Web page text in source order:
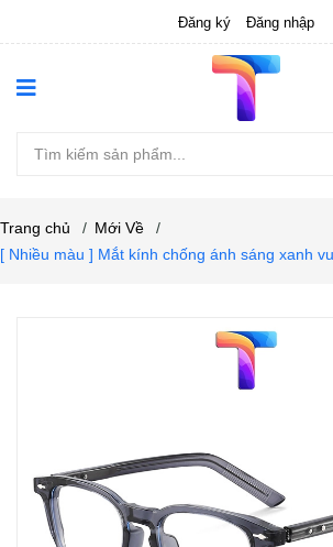
Đăng ký Đăng nhập
Trang chủ / Mới Về
/
[ Nhiều màu ] Mắt kính chống ánh sáng xanh